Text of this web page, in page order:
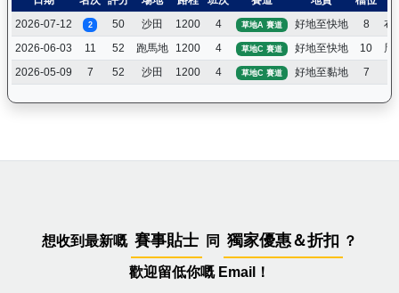
2026-07-12
2 50 沙田 1200 4 草地A 賽道 好地至快地 8
布
2026-06-03
11 52 跑馬地 1200 4 草地C 賽道 好地至快地 10
周
2026-05-09
7 52 沙田 1200 4 草地C 賽道 好地至黏地 7
想收到最新嘅 賽事貼士 同 獨家優惠＆折扣 ？
歡迎留低你嘅 Email！